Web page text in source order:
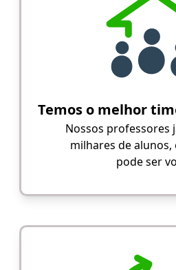
Temos o melhor
Nossos professores
milhares de
pode ser